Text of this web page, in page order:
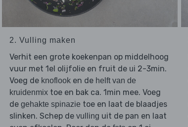
2. Vulling maken
Verhit een grote koekenpan op middelhoog
vuur met 1el olijfolie en fruit de ui 2-3min.
Voeg de knoflooken de helft van de
kruidenmixtoe en bak ca. 1min mee. Voeg
de gehakte spinazie toe en laat de blaadjes
slinken. Schep de vulling uit de pan en laat